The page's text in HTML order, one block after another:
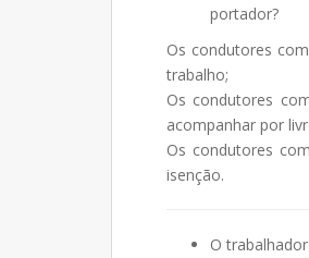
portador?
Os condutores
trabalho;
Os condutores
acompanhar por
Os condutores
isenção.
O